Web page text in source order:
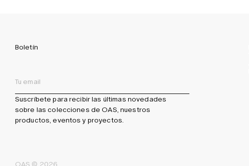
Boletín
Suscríbete para recibir las últimas novedades
sobre las colecciones de OAS, nuestros
productos, eventos y proyectos.